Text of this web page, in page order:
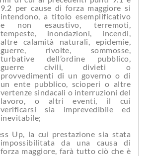
9.2 per cause di forza maggiore si
intendono, a titolo esemplificativo
e non esaustivo, terremoti,
tempeste, inondazioni, incendi,
altre calamità naturali, epidemie,
guerre, rivolte, sommosse,
turbative dell’ordine pubblico,
guerre civili, divieti o
provvedimenti di un governo o di
un ente pubblico, scioperi o altre
vertenze sindacali o interruzioni del
lavoro, o altri eventi, il cui
verificarsi sia imprevedibile ed
inevitabile;
impossibilitata da una causa di
forza maggiore, farà tutto ciò che è